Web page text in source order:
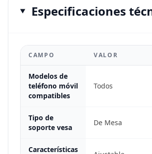
Especificaciones
CAMPO VALOR
Modelos de
teléfono móvil
compatibles
Todos
Tipo de
soporte vesa
De Mesa
Características